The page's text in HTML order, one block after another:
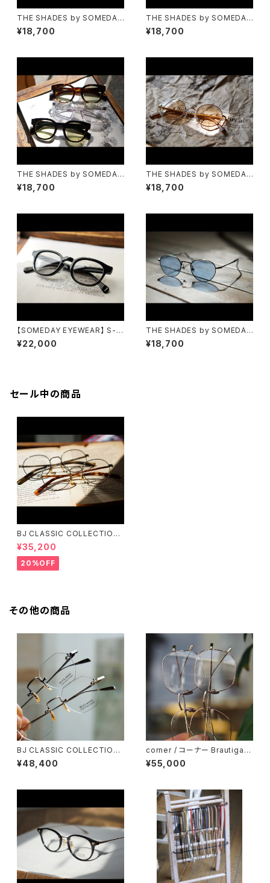
THE SHADES by SOMEDAY
S-645 クリア
¥18,700
THE SHADES by SOMEDAY
S-653
¥18,700
THE SHADES by SOMEDAY
S-805
¥18,700
THE SHADES by SOMEDAY
S-646
¥18,700
【SOMEDAY EYEWEAR】 S-1
3 鯖江モデル 太セル メガネ
¥22,000
THE SHADES by SOMEDAY
S-514
¥18,700
セール中の商品
BJ CLASSIC COLLECTION
¥35,200
20%OFF
その他の商品
BJ CLASSIC COLLECTION
PREM-206NT リムレス ツー
ポイント 縁無し BJクラシック
¥48,400
corner / コーナー Brautigan
ブローティガン <orner メタル
¥55,000